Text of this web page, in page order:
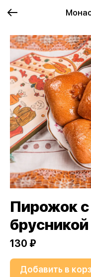
Пирожок с
130 ₽
Добавить в